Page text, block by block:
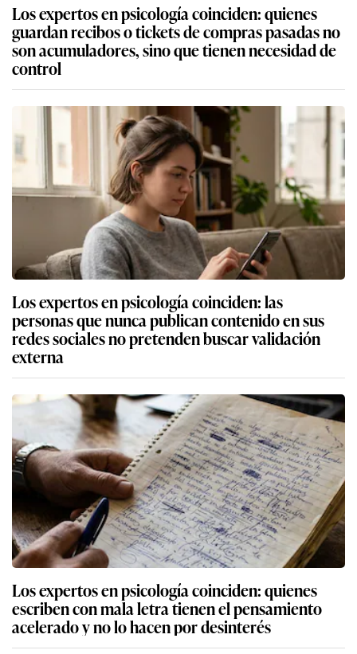
Los expertos en psicología coinciden: quienes
guardan recibos o tickets de compras pasadas no
son acumuladores, sino que tienen necesidad de
control
Los expertos en psicología coinciden: las
personas que nunca publican contenido en sus
redes sociales no pretenden buscar validación
externa
Los expertos en psicología coinciden: quienes
escriben con mala letra tienen el pensamiento
acelerado y no lo hacen por desinterés